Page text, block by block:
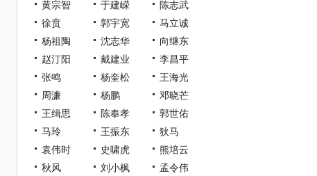
黄宗智
于建嵘
陈志武
徐贲
郭宇宽
马立诚
杨祖陶
沈志华
向继东
赵汀阳
戴建业
李昌平
张鸣
杨奎松
王海光
周濂
杨鹏
邓晓芒
王缉思
陈奉孝
郭世佑
马玲
王振东
狄马
袁伟时
史啸虎
熊培云
秋风
刘小枫
孟令伟